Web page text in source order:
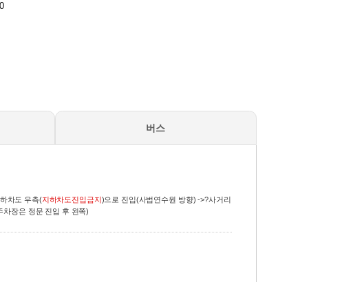
버스
차도 우측(지하차도진입금지 )으로 진입(사법연수원 방향) ->?사거리
장은 정문 진입 후 왼쪽)